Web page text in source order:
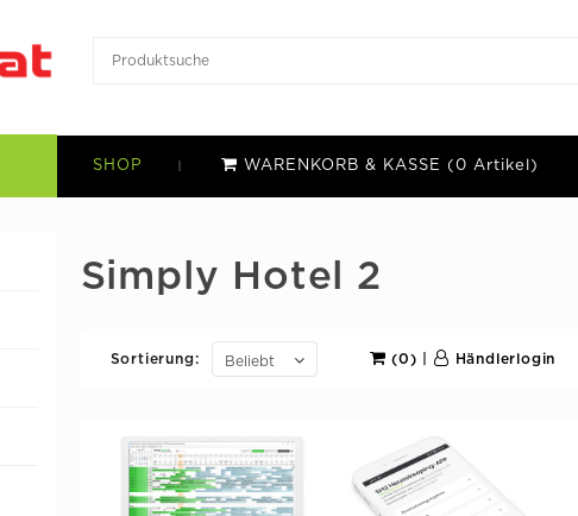
SHOP WARENKORB & KASSE (0 Artikel)
Simply Hotel 2
Sortierung: (0) Händlerlogin